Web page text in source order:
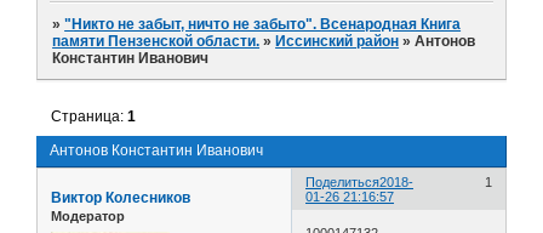
»"Никто не забыт, ничто не забыто". Всенародная Книга
памяти Пензенской области. » Иссинский район »Антонов
Константин Иванович
Антонов Константин Иванович
Страница:1
Поделиться 1
2018-
01-26 21:16:57
Виктор Колесников
Модератор